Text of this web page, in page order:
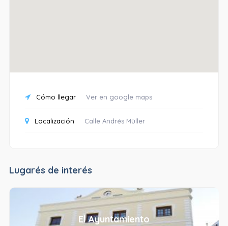
Cómo llegar Ver en google maps
Localización Calle Andrés Müller
Lugarés de interés
El Ayuntamiento